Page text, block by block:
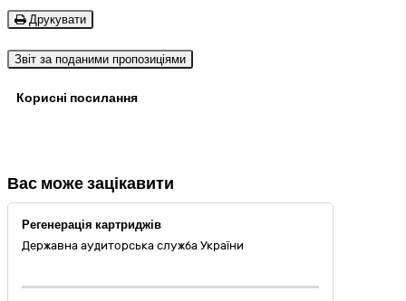
Друкувати
Звіт за поданими пропозиціями
Корисні посилання
Вас може зацікавити
Регенерація картриджів
Державна аудиторська служба України